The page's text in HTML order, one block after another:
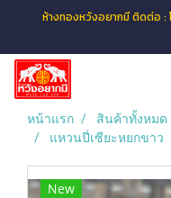
ห้างทองหวังอยากมี ติดต่อ
หน้าแรก สินค้าทั้งหมด
แหวนปี่เซียะหยกขาว
New